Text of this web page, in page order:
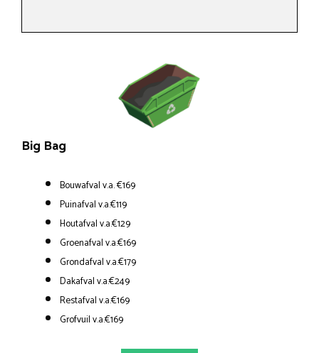
Big Bag
Bouwafval v.a. €169
Puinafval v.a.€119
Houtafval v.a.€129
Groenafval v.a.€169
Grondafval v.a.€179
Dakafval v.a.€249
Restafval v.a.€169
Grofvuil v.a.€169